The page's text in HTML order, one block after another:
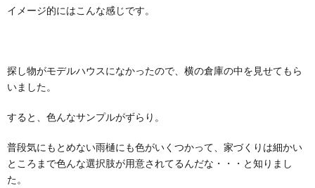
イメージ的にはこんな感じです。
探し物がモデルハウスになかったので、横の倉庫の中を見せてもら
いました。
すると、色んなサンプルがずらり。
普段気にもとめない雨樋にも色がいくつかって、家づくりは細かい
ところまで色んな選択肢が用意されてるんだな・・・と知りまし
た。